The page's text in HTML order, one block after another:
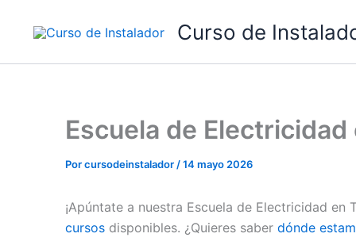
Curso de
Escuela de
Porcursodeinstalador /14 mayo 2026
¡Apúntate a nuestra Escuela de Electricidad en
cursos disponibles. ¿Quieres saber dónde